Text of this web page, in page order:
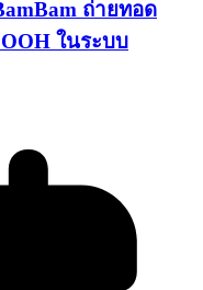
ถ่ายทอด
ในระบบ